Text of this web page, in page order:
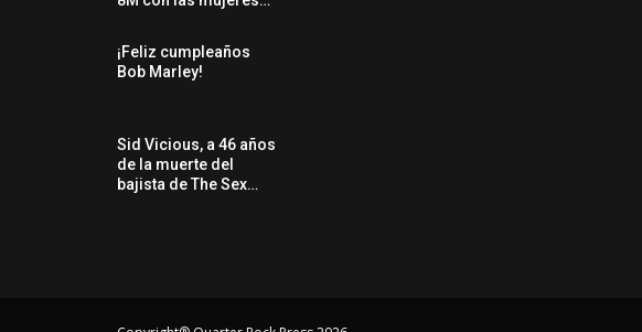
¡Feliz cumpleaños
Bob Marley!
Sid Vicious, a 46 años
de la muerte del
bajista de The Sex…